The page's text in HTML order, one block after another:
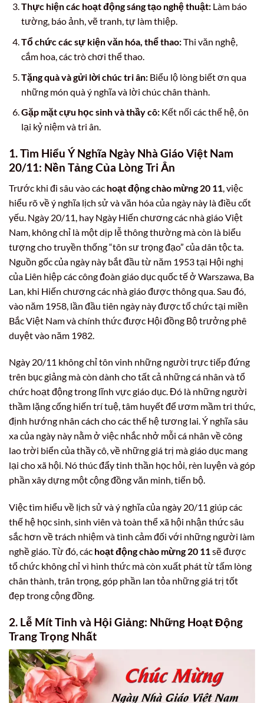
Thực hiện các hoạt động sáng tạo nghệ thuật:Làm báo
tường, báo ảnh, vẽ tranh, tự làm thiệp.
Tổ chức các sự kiện văn hóa, thể thao:Thi văn nghệ,
cắm hoa, các trò chơi thể thao.
Tặng quà và gửi lời chúc tri ân:Biểu lộ lòng biết ơn qua
những món quà ý nghĩa và lời chúc chân thành.
Gặp mặt cựu học sinh và thầy cô:Kết nối các thế hệ, ôn
lại kỷ niệm và tri ân.
1. Tìm Hiểu Ý Nghĩa Ngày Nhà Giáo Việt Nam
20/11: Nền Tảng Của Lòng Tri Ân
Trước khi đi sâu vào các hoạt động chào mừng 20 11 , việc
hiểu rõ về ý nghĩa lịch sử và văn hóa của ngày này là điều cốt
yếu. Ngày 20/11, hay Ngày Hiến chương các nhà giáo Việt
Nam, không chỉ là một dịp lễ thông thường mà còn là biểu
tượng cho truyền thống “tôn sư trọng đạo” của dân tộc ta.
Nguồn gốc của ngày này bắt đầu từ năm 1953 tại Hội nghị
của Liên hiệp các công đoàn giáo dục quốc tế ở Warszawa, Ba
Lan, khi Hiến chương các nhà giáo được thông qua. Sau đó,
vào năm 1958, lần đầu tiên ngày này được tổ chức tại miền
Bắc Việt Nam và chính thức được Hội đồng Bộ trưởng phê
duyệt vào năm 1982.
Ngày 20/11 không chỉ tôn vinh những người trực tiếp đứng
trên bục giảng mà còn dành cho tất cả những cá nhân và tổ
chức hoạt động trong lĩnh vực giáo dục. Đó là những người
thầm lặng cống hiến trí tuệ, tâm huyết để ươm mầm tri thức,
định hướng nhân cách cho các thế hệ tương lai. Ý nghĩa sâu
xa của ngày này nằm ở việc nhắc nhở mỗi cá nhân về công
lao trời biển của thầy cô, về những giá trị mà giáo dục mang
lại cho xã hội. Nó thúc đẩy tinh thần học hỏi, rèn luyện và góp
phần xây dựng một cộng đồng văn minh, tiến bộ.
Việc tìm hiểu về lịch sử và ý nghĩa của ngày 20/11 giúp các
thế hệ học sinh, sinh viên và toàn thể xã hội nhận thức sâu
sắc hơn về trách nhiệm và tình cảm đối với những người làm
nghề giáo. Từ đó, các hoạt động chào mừng 20 11sẽ được
tổ chức không chỉ vì hình thức mà còn xuất phát từ tấm lòng
chân thành, trân trọng, góp phần lan tỏa những giá trị tốt
đẹp trong cộng đồng.
2. Lễ Mít Tinh và Hội Giảng: Những Hoạt Động
Trang Trọng Nhất